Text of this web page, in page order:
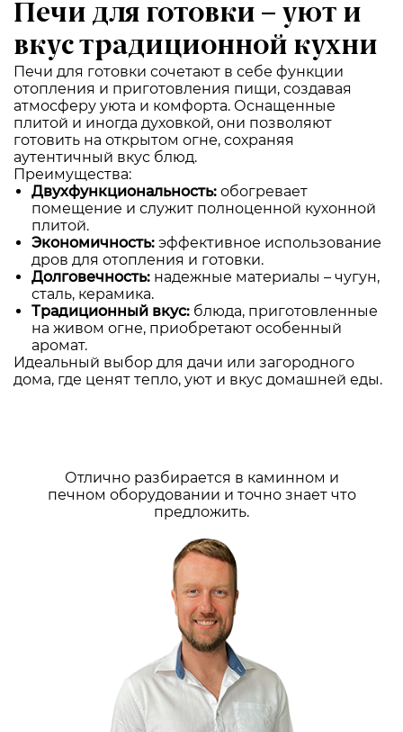
Печи для готовки – уют и
вкус традиционной кухни
Печи для готовки сочетают в себе функции
отопления и приготовления пищи, создавая
атмосферу уюта и комфорта. Оснащенные
плитой и иногда духовкой, они позволяют
готовить на открытом огне, сохраняя
аутентичный вкус блюд.
Преимущества:
Двухфункциональность: обогревает
помещение и служит полноценной кухонной
плитой.
Экономичность: эффективное использование
дров для отопления и готовки.
Долговечность: надежные материалы – чугун,
сталь, керамика.
Традиционный вкус: блюда, приготовленные
на живом огне, приобретают особенный
аромат.
Идеальный выбор для дачи или загородного
дома, где ценят тепло, уют и вкус домашней еды.
Отлично разбирается в каминном и
печном оборудовании и точно знает что
предложить.